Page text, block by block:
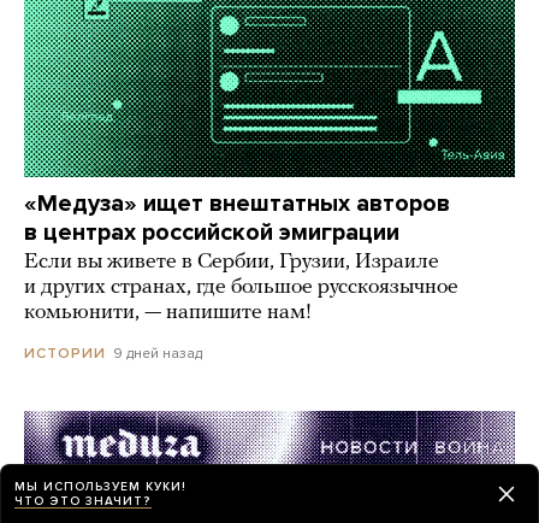
«Медуза» ищет внештатных авторов
в центрах российской эмиграции
Если вы живете в Сербии, Грузии, Израиле
и других странах, где большое русскоязычное
комьюнити, — напишите нам!
ИСТОРИИ 9 дней назад
МЫ ИСПОЛЬЗУЕМ КУКИ!
ЧТО ЭТО ЗНАЧИТ?